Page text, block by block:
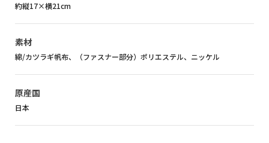
約縦17×横21cm
素材
綿/カツラギ帆布、（ファスナー部分）ポリエステル、ニッケル
原産国
日本